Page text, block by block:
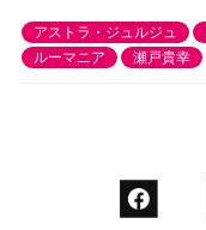
アストラ・ジュルジュ
ルーマニア
瀬戸貴幸